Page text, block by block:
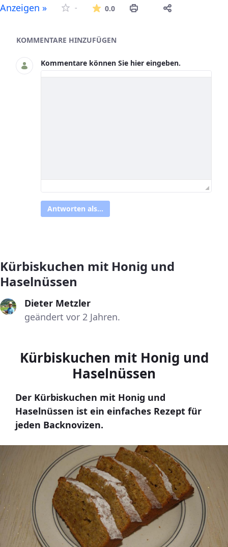
Anzeigen » - 0.0Die durchschnittliche
Asset-Herausgeber
KOMMENTARE HINZUFÜGEN
Kommentare können Sie hier eingeben.
Antworten als...
Kürbiskuchen mit Honig und
Haselnüssen
Dieter Metzler
geändert vor 2 Jahren.
Kürbiskuchen mit Honig und
Haselnüssen
Der Kürbiskuchen mit Honig und
Haselnüssen ist ein einfaches Rezept für
jeden Backnovizen.